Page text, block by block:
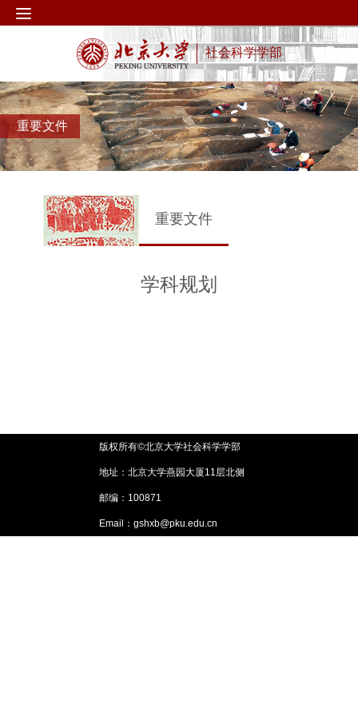
社会科学学部
重要文件
重要文件
学科规划
版权所有©北京大学社会科学学部
地址：北京大学燕园大厦11层北侧
邮编：100871
Email：gshxb@pku.edu.cn